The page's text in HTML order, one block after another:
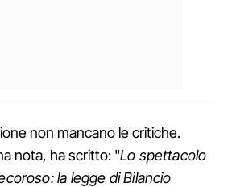
non mancano le critiche.
nota, ha scritto: "Lo spettacolo
la legge di Bilancio